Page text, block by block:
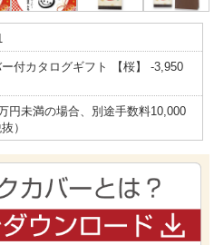
きますので
付カタログギフト 【桜】 -3,950
円未満の場合、別途手数料10,000
）